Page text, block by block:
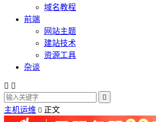
域名教程
前端
网站主题
建站技术
资源工具
杂谈
 

主机运维  正文